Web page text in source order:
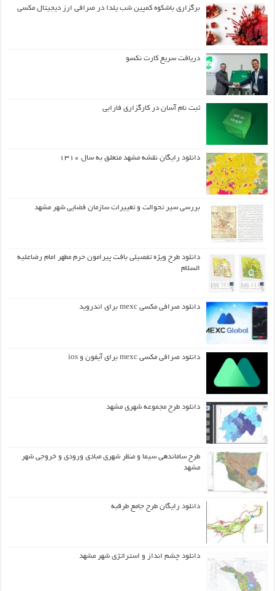
برگزاری باشکوه کمپین شب یلدا در صرافی ارز دیجیتال مکسی
دریافت سریع کارت نکسو
ثبت نام آسان در کارگزاری فارابی
دانلود رایگان نقشه مشهد متعلق به سال ۱۳۱۰
بررسی سیر تحوالت و تغییرات سازمان فضایی شهر مشهد
دانلود طرح ويژه تفصيلي بافت پيرامون حرم مطهر امام رضاعليه
السلام
دانلود صرافی مکسی mexc برای اندروید
دانلود صرافی مکسی mexc برای آیفون و ios
دانلود طرح مجموعه شهری مشهد
طرح ساماندهی سیما و منظر شهری مبادی ورودی و خروجی شهر
مشهد
دانلود رایگان طرح جامع طرقبه
دانلود چشم انداز و استراتژی شهر مشهد